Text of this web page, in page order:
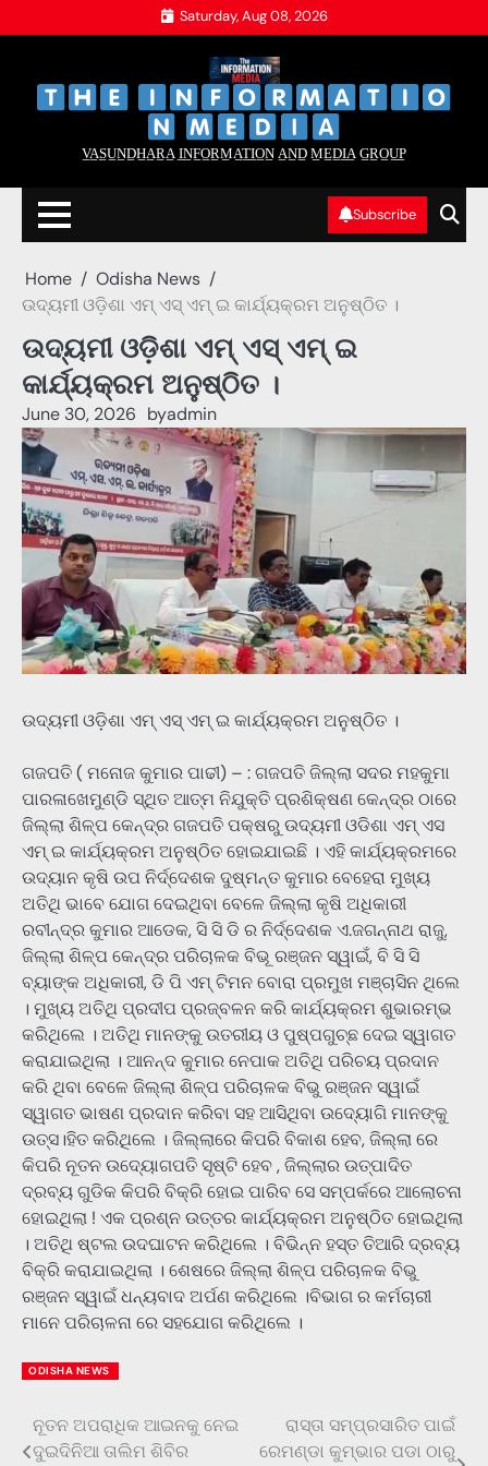
to
Saturday, Aug 08, 2026
V̲A̲S̲U̲N̲D̲H̲A̲R̲A̲ I̲N̲F̲O̲R̲M̲A̲T̲I̲O̲N̲ A̲N̲D̲ M̲E̲D̲I̲A̲ G̲R̲O̲U̲P̲
Subscribe
Home
Odisha News
ଉଦ୍ୟମୀ ଓଡ଼ିଶା ଏମ୍ ଏସ୍ ଏମ୍ ଇ କାର୍ଯ୍ୟକ୍ରମ ଅନୁଷ୍ଠିତ ।
ଉଦ୍ୟମୀ ଓଡ଼ିଶା ଏମ୍ ଏସ୍ ଏମ୍ ଇ
କାର୍ଯ୍ୟକ୍ରମ ଅନୁଷ୍ଠିତ ।
June 30, 2026 byadmin
ଉଦ୍ୟମୀ ଓଡ଼ିଶା ଏମ୍ ଏସ୍ ଏମ୍ ଇ କାର୍ଯ୍ୟକ୍ରମ ଅନୁଷ୍ଠିତ ।
ଗଜପତି ( ମନୋଜ କୁମାର ପାଢୀ) – : ଗଜପତି ଜିଲ୍ଲା ସଦର ମହକୁମା
ପାରଳାଖେମୁଣ୍ଡି ସ୍ଥିତ ଆତ୍ମ ନିଯୁକ୍ତି ପ୍ରଶିକ୍ଷଣ କେନ୍ଦ୍ର ଠାରେ
ଜିଲ୍ଲା ଶିଳ୍ପ କେନ୍ଦ୍ର ଗଜପତି ପକ୍ଷରୁ ଉଦ୍ୟମୀ ଓଡିଶା ଏମ୍ ଏସ
ଏମ୍ ଇ କାର୍ଯ୍ୟକ୍ରମ ଅନୁଷ୍ଠିତ ହୋଇଯାଇଛି । ଏହି କାର୍ଯ୍ୟକ୍ରମରେ
ଉଦ୍ୟାନ କୃଷି ଉପ ନିର୍ଦ୍ଦେଶକ ଦୁଷ୍ମନ୍ତ କୁମାର ବେହେରା ମୁଖ୍ୟ
ଅତିଥି ଭାବେ ଯୋଗ ଦେଇଥିବା ବେଳେ ଜିଲ୍ଲା କୃଷି ଅଧିକାରୀ
ରବୀନ୍ଦ୍ର କୁମାର ଆଡେକ, ସି ସି ଡି ର ନିର୍ଦ୍ଦେଶକ ଏ.ଜଗନ୍ନାଥ ରାଜୁ,
ଜିଲ୍ଲା ଶିଳ୍ପ କେନ୍ଦ୍ର ପରିଚାଳକ ବିଭୂ ରଞ୍ଜନ ସ୍ୱାଇଁ, ବି ସି ସି
ବ୍ୟାଙ୍କ ଅଧିକାରୀ, ଡି ପି ଏମ୍ ଟିମନ ବୋରା ପ୍ରମୁଖ ମଞ୍ଚାସିନ ଥିଲେ
। ମୁଖ୍ୟ ଅତିଥି ପ୍ରଦୀପ ପ୍ରଜ୍ବଳନ କରି କାର୍ଯ୍ୟକ୍ରମ ଶୁଭାରମ୍ଭ
କରିଥିଲେ । ଅତିଥି ମାନଙ୍କୁ ଉତରୀୟ ଓ ପୁଷ୍ପଗୁଚ୍ଛ ଦେଇ ସ୍ୱାଗତ
କରାଯାଇଥିଲା । ଆନନ୍ଦ କୁମାର ନେପାକ ଅତିଥି ପରିଚୟ ପ୍ରଦାନ
କରି ଥିବା ବେଳେ ଜିଲ୍ଲା ଶିଳ୍ପ ପରିଚାଳକ ବିଭୁ ରଞ୍ଜନ ସ୍ୱାଇଁ
ସ୍ୱାଗତ ଭାଷଣ ପ୍ରଦାନ କରିବା ସହ ଆସିଥିବା ଉଦ୍ୟୋଗି ମାନଙ୍କୁ
ଉତ୍ସ।ହିତ କରିଥିଲେ । ଜିଲ୍ଲାରେ କିପରି ବିକାଶ ହେବ, ଜିଲ୍ଲା ରେ
କିପରି ନୂତନ ଉଦ୍ୟୋଗପତି ସୃଷ୍ଟି ହେବ , ଜିଲ୍ଲାର ଉତ୍ପାଦିତ
ଦ୍ରବ୍ୟ ଗୁଡିକ କିପରି ବିକ୍ରି ହୋଇ ପାରିବ ସେ ସମ୍ପର୍କରେ ଆଲୋଚନା
ହୋଇଥିଲା ! ଏକ ପ୍ରଶ୍ନ ଉତ୍ତର କାର୍ଯ୍ୟକ୍ରମ ଅନୁଷ୍ଠିତ ହୋଇଥିଲା
। ଅତିଥି ଷ୍ଟଲ ଉଦଘାଟନ କରିଥିଲେ । ବିଭିନ୍ନ ହସ୍ତ ତିଆରି ଦ୍ରବ୍ୟ
ବିକ୍ରି କରାଯାଇଥିଲା । ଶେଷରେ ଜିଲ୍ଲା ଶିଳ୍ପ ପରିଚାଳକ ବିଭୁ
ରଞ୍ଜନ ସ୍ୱାଇଁ ଧନ୍ୟବାଦ ଅର୍ପଣ କରିଥିଲେ ।ବିଭାଗ ର କର୍ମଚାରୀ
ମାନେ ପରିଚାଳନା ରେ ସହଯୋଗ କରିଥିଲେ ।
ODISHA NEWS
Post
ନୂତନ ଅପରାଧିକ ଆଇନକୁ ନେଇ
ଦୁଇଦିନିଆ ତାଲିମ ଶିବିର
ରାସ୍ତା ସମ୍ପ୍ରସାରିତ ପାଇଁ
ରେମଣ୍ଡା କୁମ୍ଭାର ପଡା ଠାରୁ